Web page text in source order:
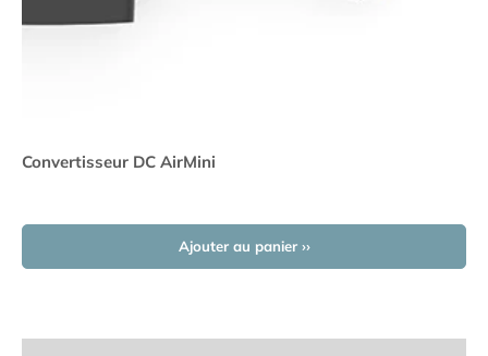
Convertisseur DC AirMini
Ajouter au panier ››